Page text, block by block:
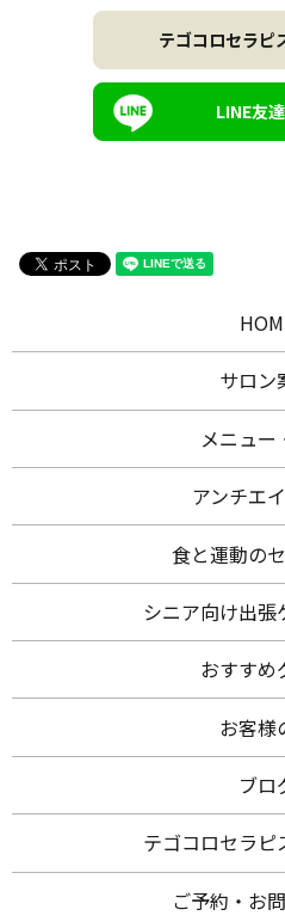
テゴコロセラピ
LINE友
サロン
メニュー
アンチエ
食と運動の
シニア向け出張
おすすめ
お客様
ブロ
テゴコロセラピ
ご予約・お